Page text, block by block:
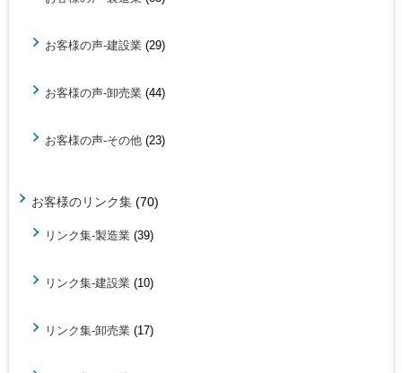
お客様の声-建設業 (29)
お客様の声-卸売業 (44)
お客様の声-その他 (23)
お客様のリンク集 (70)
リンク集-製造業 (39)
リンク集-建設業 (10)
リンク集-卸売業 (17)